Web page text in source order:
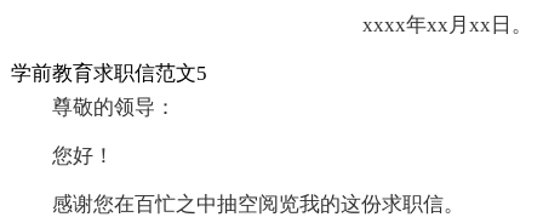
xxxx年xx月xx日。
学前教育求职信范文5
尊敬的领导：
您好！
感谢您在百忙之中抽空阅览我的这份求职信。